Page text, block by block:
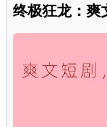
终极狂龙：爽